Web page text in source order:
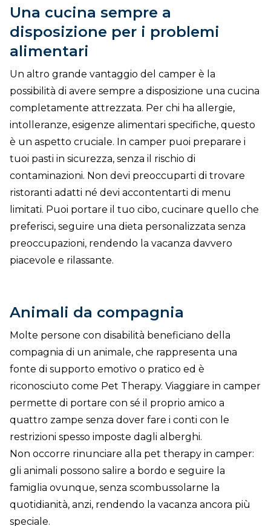
Una cucina sempre a
disposizione per i problemi
alimentari
Un altro grande vantaggio del camper è la
possibilità di avere sempre a disposizione una cucina
completamente attrezzata. Per chi ha allergie,
intolleranze, esigenze alimentari specifiche, questo
è un aspetto cruciale. In camper puoi preparare i
tuoi pasti in sicurezza, senza il rischio di
contaminazioni. Non devi preoccuparti di trovare
ristoranti adatti né devi accontentarti di menu
limitati. Puoi portare il tuo cibo, cucinare quello che
preferisci, seguire una dieta personalizzata senza
preoccupazioni, rendendo la vacanza davvero
piacevole e rilassante.
Animali da compagnia
Molte persone con disabilità beneficiano della
compagnia di un animale, che rappresenta una
fonte di supporto emotivo o pratico ed è
riconosciuto come Pet Therapy. Viaggiare in camper
permette di portare con sé il proprio amico a
quattro zampe senza dover fare i conti con le
restrizioni spesso imposte dagli alberghi.
Non occorre rinunciare alla pet therapy in camper:
gli animali possono salire a bordo e seguire la
famiglia ovunque, senza scombussolarne la
quotidianità, anzi, rendendo la vacanza ancora più
speciale.